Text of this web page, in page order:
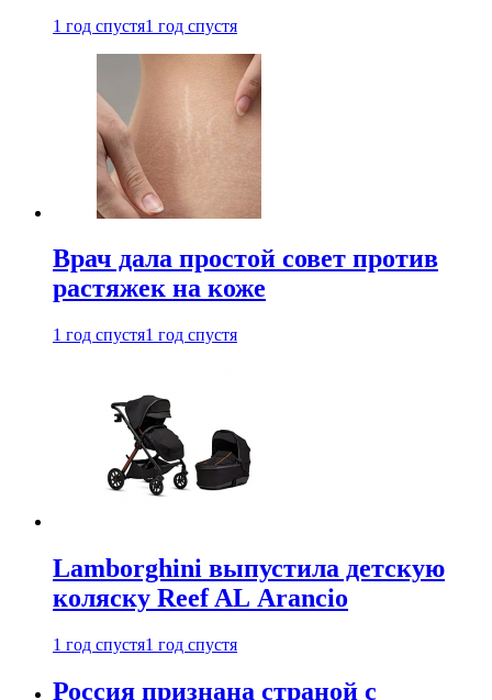
1 год спустя1 год спустя
Врач дала простой совет против
растяжек на коже
1 год спустя1 год спустя
Lamborghini выпустила детскую
коляску Reef AL Arancio
1 год спустя1 год спустя
Россия признана страной с